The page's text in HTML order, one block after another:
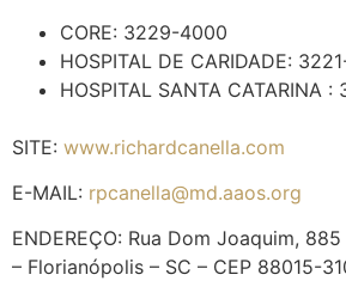
CORE: 3229-4000
HOSPITAL DE CARIDADE:
HOSPITAL SANTA CATARINA
SITE: www.richardcanella.com
E-MAIL: rpcanella@md.aaos.org
ENDEREÇO: Rua Dom Joaquim,
– Florianópolis – SC – CEP 88015-